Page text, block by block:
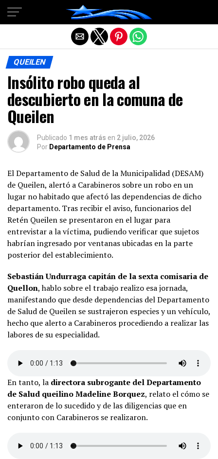
QUEILEN
Insólito robo queda al
descubierto en la comuna de
Queilen
Publicado 1 mes atrás en 2 julio, 2026
Por Departamento de Prensa
El Departamento de Salud de la Municipalidad (DESAM)
de Queilen, alertó a Carabineros sobre un robo en un
lugar no habitado que afectó las dependencias de dicho
departamento. Tras recibir el aviso, funcionarios del
Retén Queilen se presentaron en el lugar para
entrevistar a la víctima, pudiendo verificar que sujetos
habrían ingresado por ventanas ubicadas en la parte
posterior del establecimiento.
Sebastián Undurraga capitán de la sexta comisaria de
Quellon, hablo sobre el trabajo realizo esa jornada,
manifestando que desde dependencias del Departamento
de Salud de Queilen se sustrajeron especies y un vehículo,
hecho que alerto a Carabineros procediendo a realizar las
labores de su especialidad.
En tanto, la directora subrogante del Departamento
de Salud queilino Madeline Borquez, relato el cómo se
enteraron de lo sucedido y de las diligencias que en
conjunto con Carabineros se realizaron.
Salir de la versión móvil